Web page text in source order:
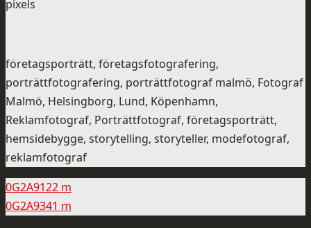
pixels
företagsporträtt, företagsfotografering,
porträttfotografering, porträttfotograf malmö, Fotograf
Malmö, Helsingborg, Lund, Köpenhamn,
Reklamfotograf, Porträttfotograf, företagsporträtt,
hemsidebygge, storytelling, storyteller, modefotograf,
reklamfotograf
0G2A9122 m
0G2A9341 m